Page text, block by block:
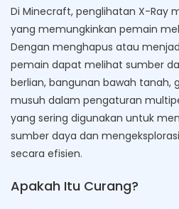
Di Minecraft, penglihatan X-Ray
yang memungkinkan pemain
Dengan menghapus atau
pemain dapat melihat sumber
berlian, bangunan bawah tanah,
musuh dalam pengaturan
yang sering digunakan untuk
sumber daya dan
secara efisien.
Apakah Itu Curang?